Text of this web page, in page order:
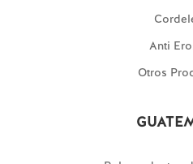
Anti
Otros